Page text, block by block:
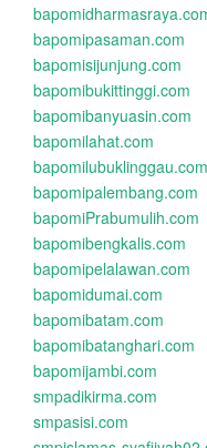
bapomipasaman.com
bapomisijunjung.com
bapomibukittinggi.com
bapomibanyuasin.com
bapomilahat.com
bapomilubuklinggau.com
bapomipalembang.com
bapomiPrabumulih.com
bapomibengkalis.com
bapomipelalawan.com
bapomidumai.com
bapomibatam.com
bapomibatanghari.com
bapomijambi.com
smpadikirma.com
smpasisi.com